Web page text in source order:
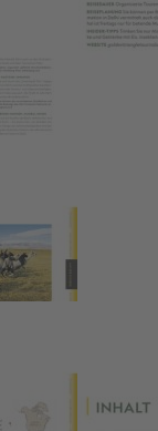
Sie für Ihre nächste
über praktische
nach Abenteuer,
suchen,
von
gefallen